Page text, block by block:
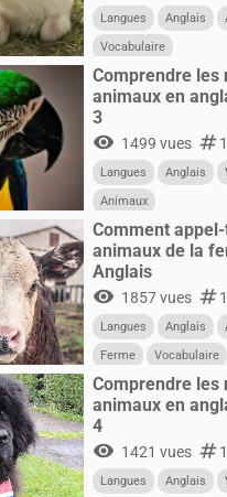
Langues Anglais
Vocabulaire
Comprendre les
animaux en
3
visibility 1499 vues numbers
Langues Anglais
Animaux
Comment
animaux de la
Anglais
visibility 1857 vues numbers
Langues Anglais
Ferme
Vocabulaire
Comprendre les
animaux en
4
visibility 1421 vues numbers
Langues Anglais